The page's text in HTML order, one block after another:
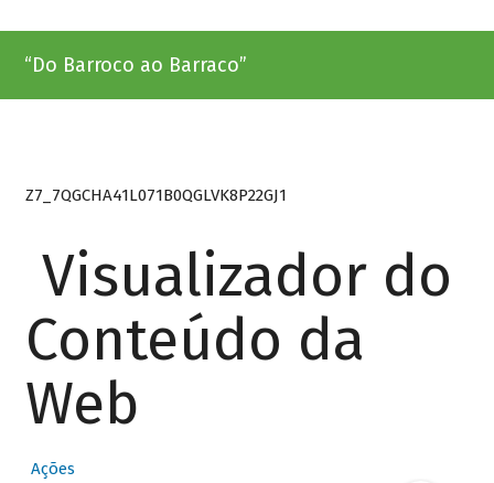
“Do Barroco ao Barraco”
Z7_7QGCHA41L071B0QGLVK8P22GJ1
Visualizador do
Conteúdo da
Web
Ações